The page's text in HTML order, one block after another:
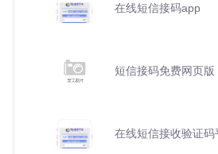
在线短信接码app
短信接码免费网页版
在线短信接收验证码